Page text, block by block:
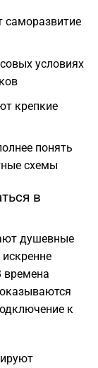
саморазвитие
условиях
крепкие
понять
схемы
в
душевные
времена
к